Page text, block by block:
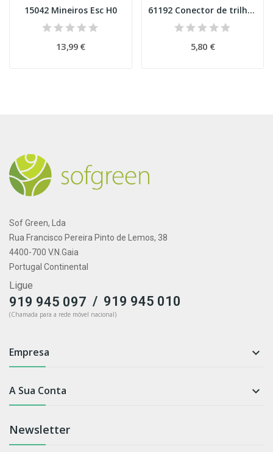
15042 Mineiros Esc H0
13,99 €
61192 Conector de trilho isolado com ferramenta...
5,80 €
Sof Green, Lda
Rua Francisco Pereira Pinto de Lemos, 38
4400-700 V.N.Gaia
Portugal Continental
Ligue
919 945 097 / 919 945 010
(Chamada para a rede móvel nacional)
Empresa 
A Sua Conta 
Newsletter